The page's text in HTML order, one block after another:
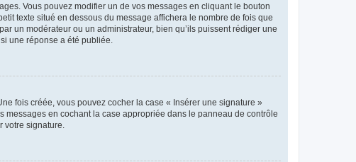
Vous pouvez modifier un de vos messages en cliquant le bouton
texte situé en dessous du message affichera le nombre de fois que
un modérateur ou un administrateur, bien qu’ils puissent rédiger une
une réponse a été publiée.
fois créée, vous pouvez cocher la case « Insérer une signature »
en cochant la case appropriée dans le panneau de contrôle
votre signature.